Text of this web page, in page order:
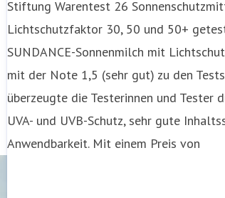
Stiftung Warentest 26
Lichtschutzfaktor 30, 50 und 50+
SUNDANCE-Sonnenmilch mit
mit der Note 1,5 (sehr gut) zu den
überzeugte die Testerinnen und Tester
UVA- und UVB-Schutz, sehr gute
Anwendbarkeit. Mit einem Preis von